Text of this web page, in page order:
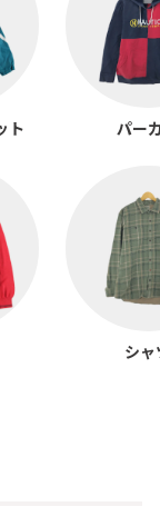
ト パー
シャ